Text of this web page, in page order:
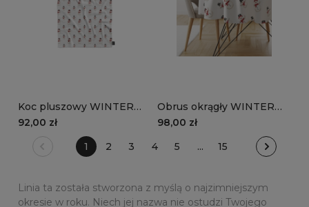
Koc pluszowy WINTER
wzór BN81 | Bałwanki
92,00 zł
Obrus okrągły WINTER
wzór BN81 | Bałwanki
98,00 zł
1
2 3 4 5 ... 15
Linia ta została stworzona z myślą o najzimniejszym
okresie w roku. Niech jej nazwa nie ostudzi Twojego